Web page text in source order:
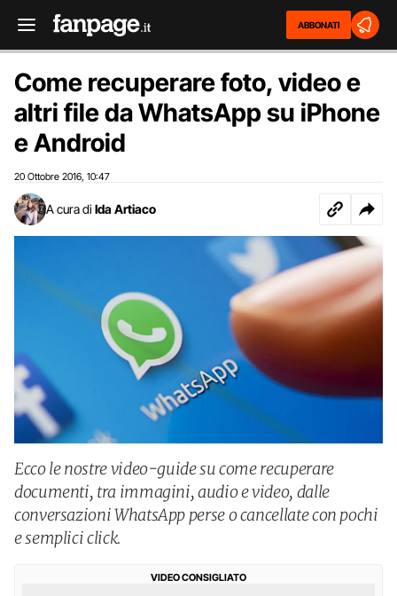
ABBONATI
Come recuperare foto, video e
altri file da WhatsApp su iPhone
e Android
20 Ottobre 2016 10:47
A cura di Ida Artiaco
Ecco le nostre video-guide su come recuperare
documenti, tra immagini, audio e video, dalle
conversazioni WhatsApp perse o cancellate con pochi
e semplici click.
VIDEO CONSIGLIATO